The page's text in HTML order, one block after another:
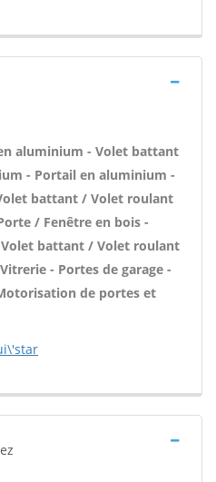
aluminium - Volet battant
- Portail en aluminium -
battant / Volet roulant
/ Fenêtre en bois -
battant / Volet roulant
- Portes de garage -
de portes et